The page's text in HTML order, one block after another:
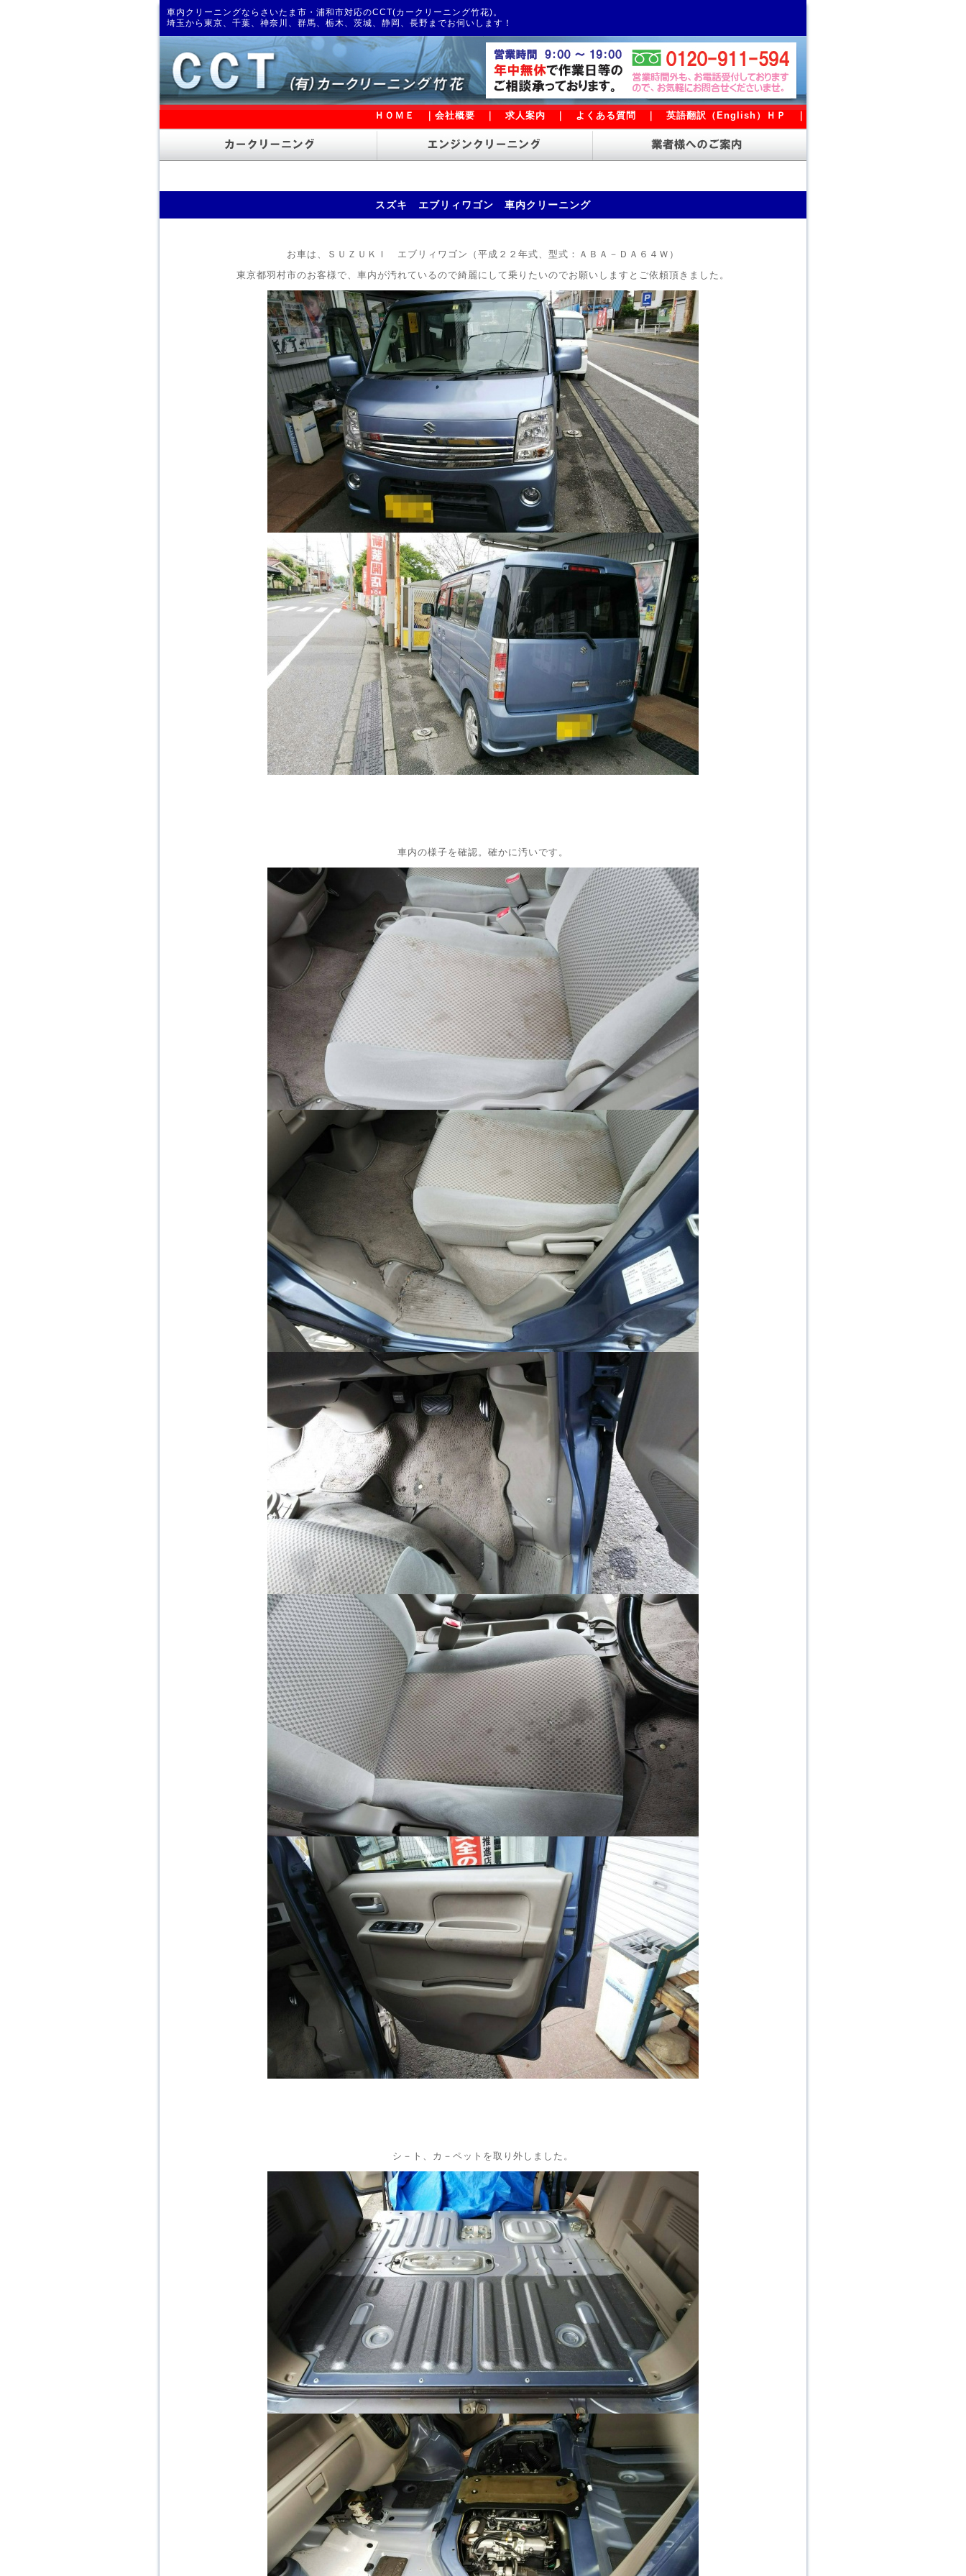
車内クリーニングならさいたま市・浦和市対応のCCT(カークリーニング竹花)。
埼玉から東京、千葉、神奈川、群馬、栃木、茨城、静岡、長野までお伺いします！
ＨＯＭＥ 会社概要 求人案内 よくある質問 英語翻訳（English）ＨＰ
スズキ エブリィワゴン 車内クリーニング
お車は、ＳＵＺＵＫＩ エブリィワゴン（平成２２年式、型式：ＡＢＡ－ＤＡ６４Ｗ）
東京都羽村市のお客様で、車内が汚れているので綺麗にして乗りたいのでお願いしますとご依頼頂きました。
車内の様子を確認。確かに汚いです。
シ－ト、カ－ペットを取り外しました。